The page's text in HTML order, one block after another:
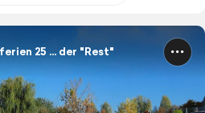
25 ... der "Rest"